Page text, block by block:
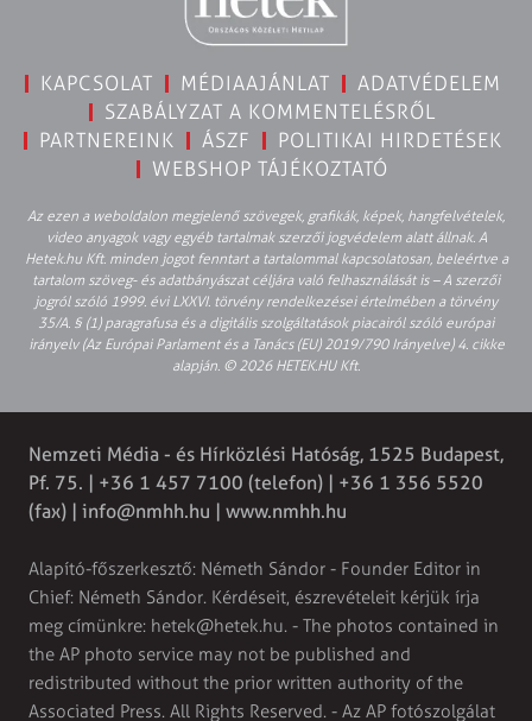
KAPCSOLAT MÉDIAAJÁNLAT
ADATVÉDELEM
SZABÁLYZAT A KOMMENTELÉSRŐL
PARTNEREINK
ÁSZF
POLITIKAI HIRDETÉSEK
WEBSHOP TÁJÉKOZTATÓ
Az ezen a weboldalon megjelenő szövegek, grafikák, képek, hangfelvételek,
video anyagok vagy egyéb tartalmak szerzői jogvédelem alatt állnak. A
Hetek.hu Kft. minden jogot fenntart a tartalommal kapcsolatosan, beleértve a
tartalom szöveg- és adatbányászat céljára való felhasználását is – A szerzői
jogról szóló 1999. évi LXXVI. törvény rendelkezései értelmében a törvény
35/A. § (1) paragrafusa és a digitális szolgáltatások piacairól szóló európai
irányelv (Az Európai Parlament és a Tanács (EU) 2019/790 Irányelve) 4. cikke
alapján. © 2026 HETEK.HU Kft.
Nemzeti Média - és Hírközlési Hatóság, 1525 Budapest,
Pf. 75. | +36 1 457 7100 (telefon) | +36 1 356 5520
(fax) | info@nmhh.hu | www.nmhh.hu
Alapító-főszerkesztő: Németh Sándor - Founder Editor in
Chief: Németh Sándor. Kérdéseit, észrevételeit kérjük írja
meg címünkre: hetek@hetek.hu. - The photos contained in
the AP photo service may not be published and
redistributed without the prior written authority of the
Associated Press. All Rights Reserved. - Az AP fotószolgálat